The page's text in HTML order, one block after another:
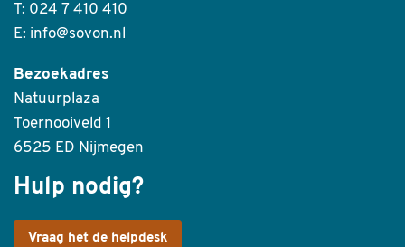
T: 024 7 410 410
E: info@sovon.nl
Bezoekadres
Natuurplaza
Toernooiveld 1
6525 ED Nijmegen
Hulp nodig?
Vraag het de helpdesk